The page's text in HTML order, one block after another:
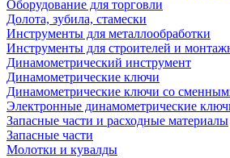
Оборудование для торговли
Долота, зубила, стамески
Инструменты для металлообработки
Инструменты для строителей и
Динамометрический инструмент
Динамометрические ключи
Динамометрические ключи со
Электронные динамометрические
Запасные части и расходные материалы
Запасные части
Молотки и кувалды